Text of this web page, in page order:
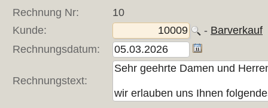
Rechnung Nr:
10
Kunde:
- Barverkauf
Rechnungsdatum:
Rechnungstext: